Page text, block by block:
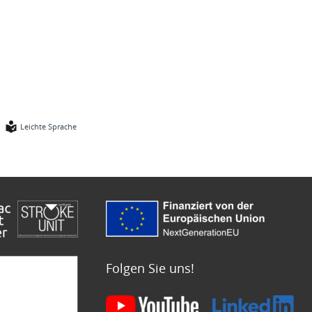
Leichte Sprache
Folgen Sie uns!